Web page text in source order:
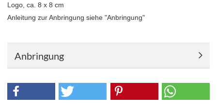
Logo, ca. 8 x 8 cm
Anleitung zur Anbringung siehe "Anbringung"
Anbringung